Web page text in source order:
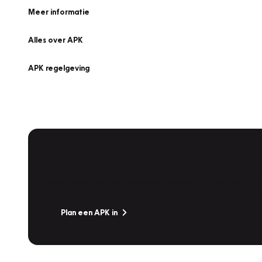
Meer informatie
Alles over APK
APK regelgeving
Plan een APK in